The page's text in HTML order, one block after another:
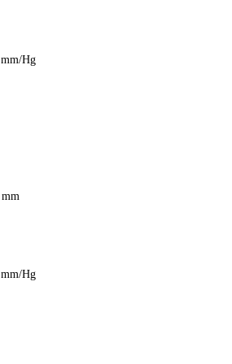
mm/Hg
mm
mm/Hg